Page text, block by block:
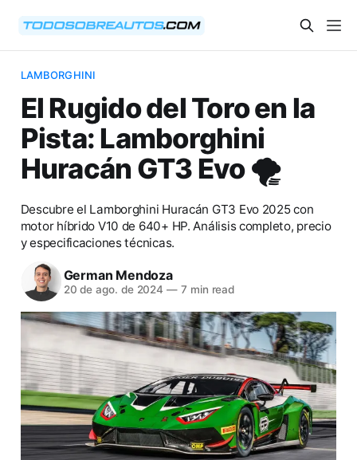
LAMBORGHINI
El Rugido del Toro en la
Pista: Lamborghini
Huracán GT3 Evo 🌪️
Descubre el Lamborghini Huracán GT3 Evo 2025 con
motor híbrido V10 de 640+ HP. Análisis completo, precio
y especificaciones técnicas.
German Mendoza
20 de ago. de 2024 — 7 min read